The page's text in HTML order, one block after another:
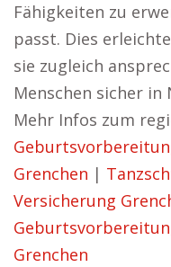
Fähigkeiten zu
passt. Dies
sie zugleich
Menschen sicher
Mehr Infos zum
Grenchen |
Versicherung
Grenchen